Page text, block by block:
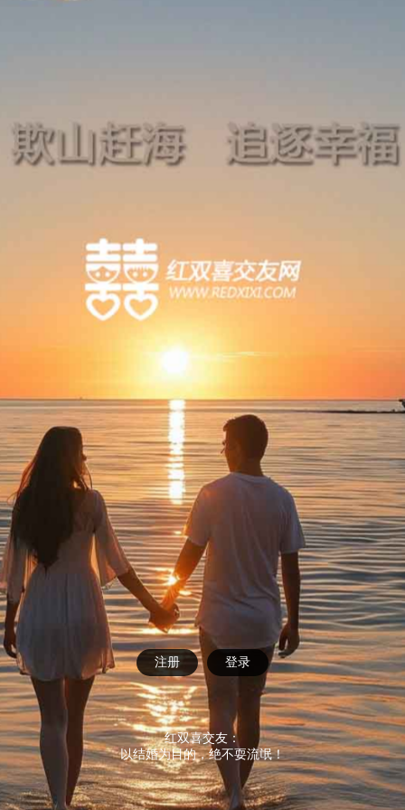
注册 登录
红双喜交友：
以结婚为目的，绝不耍流氓！